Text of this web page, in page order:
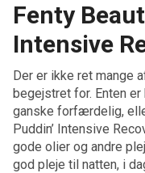
Fenty
Intensive
Der er ikke ret mange
begejstret for. Enten
ganske forfærdelig,
Puddin’ Intensive
gode olier og andre
god pleje til natten, i